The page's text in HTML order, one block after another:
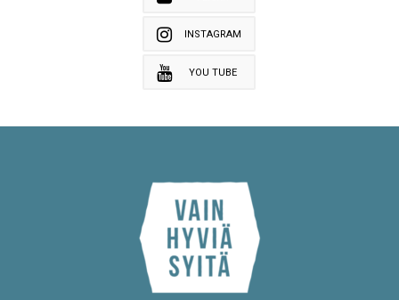
INSTAGRAM
YOU TUBE